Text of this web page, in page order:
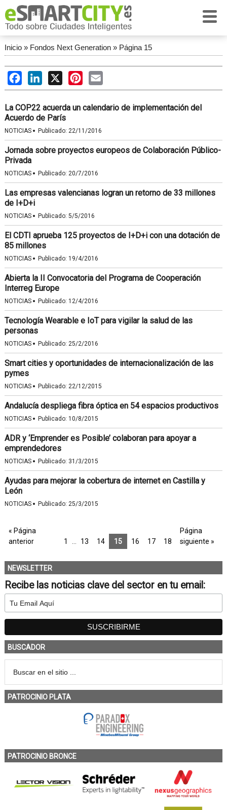
Inicio» Fondos Next Generation» Página 15
FacebookLinkedIn
X PinterestEmail
La COP22 acuerda un calendario de implementación del
Acuerdo de París
NOTICIAS · Publicado: 22/11/2016
Jornada sobre proyectos europeos de Colaboración Público-
Privada
NOTICIAS · Publicado: 20/7/2016
Las empresas valencianas logran un retorno de 33 millones
de I+D+i
NOTICIAS · Publicado: 5/5/2016
El CDTI aprueba 125 proyectos de I+D+i con una dotación de
85 millones
NOTICIAS · Publicado: 19/4/2016
Abierta la II Convocatoria del Programa de Cooperación
Interreg Europe
NOTICIAS · Publicado: 12/4/2016
Tecnología Wearable e IoT para vigilar la salud de las
personas
NOTICIAS · Publicado: 25/2/2016
Smart cities y oportunidades de internacionalización de las
pymes
NOTICIAS · Publicado: 22/12/2015
Andalucía despliega fibra óptica en 54 espacios productivos
NOTICIAS · Publicado: 10/8/2015
ADR y ‘Emprender es Posible’ colaboran para apoyar a
emprendedores
NOTICIAS · Publicado: 31/3/2015
Ayudas para mejorar la cobertura de internet en Castilla y
León
NOTICIAS · Publicado: 25/3/2015
« Página
anterior
1 13 14 15 16 17 18
Página
siguiente »
NEWSLETTER
Recibe las noticias clave del sector en tu email:
BUSCADOR
PATROCINIO PLATA
PATROCINIO BRONCE